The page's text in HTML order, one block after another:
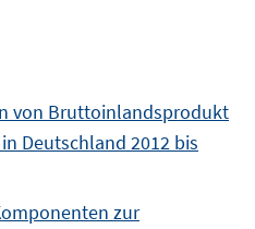
von Bruttoinlandsprodukt
Deutschland 2012 bis
zur